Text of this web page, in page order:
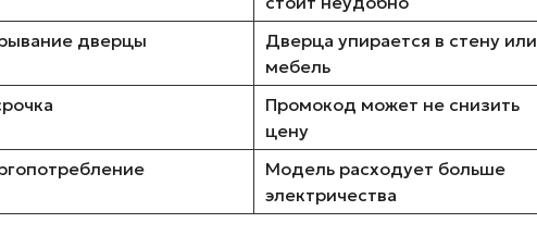
дверцы
Дверца упирается в стену или
мебель
Промокод может не снизить
цену
Модель расходует больше
электричества